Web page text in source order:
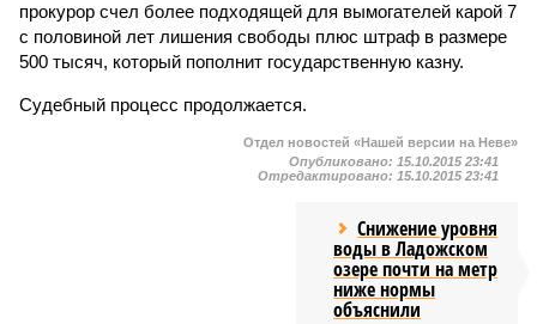
прокурор счел более подходящей для вымогателей карой 7
с половиной лет лишения свободы плюс штраф в размере
500 тысяч, который пополнит государственную казну.
Судебный процесс продолжается.
Отдел новостей «Нашей версии на Неве»
Опубликовано: 15.10.2015 23:41
Отредактировано: 15.10.2015 23:41
Снижение уровня
воды в Ладожском
озере почти на метр
ниже нормы
объяснили